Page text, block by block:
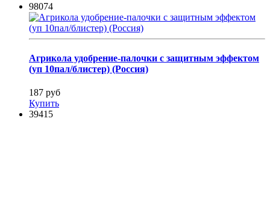
98074
Агрикола удобрение-палочки с защитным эффектом
(уп 10пал/блистер) (Россия)
187 руб
Купить
39415